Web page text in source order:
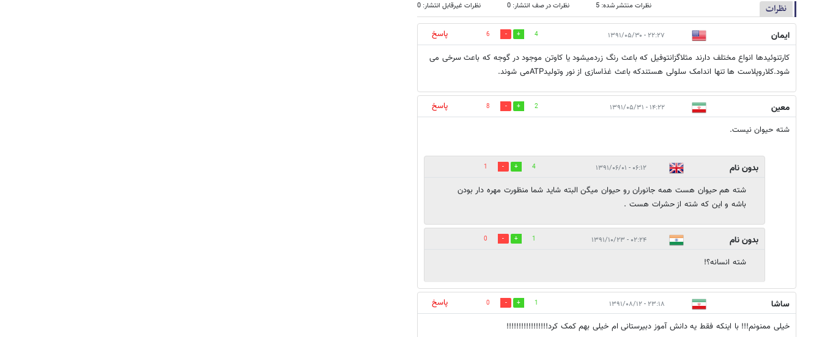
نظرات نظرات منتشر شده: 5 نظرات در صف انتشار: 0 نظرات غیرقابل انتشار: 0
ایمان ۲۲:۲۷ - ۱۳۹۱/۰۵/۳۰ 4
6
پاسخ
کارتنوئیدها انواع مختلف دارند مثلاگزانتوفیل که باعث رنگ زردمیشود یا کاوتن موجود در گوجه که باعث سرخی می
شود.کلاروپلاست ها تنها اندامک سلولی هستندکه باعث غذاسازی از نور وتولیدATPمی شوند.
معين ۱۴:۲۲ - ۱۳۹۱/۰۵/۳۱ 2
8
پاسخ
شته حيوان نيست.
بدون نام ۰۶:۱۲ - ۱۳۹۱/۰۶/۰۱ 4
1
شته هم حیوان هست همه جانوران رو حیوان میگن البته شاید شما منظورت مهره دار بودن
باشه و این که شته از حشرات هست .
بدون نام ۰۲:۲۴ - ۱۳۹۱/۱۰/۲۳ 1
0
شته انسانه؟!
ساشا ۲۳:۱۸ - ۱۳۹۱/۰۸/۱۲ 1
0
پاسخ
خیلی ممنونم!!! با اینکه فقط یه دانش آموز دبیرستانی ام خیلی بهم کمک کرد!!!!!!!!!!!!!!!!!